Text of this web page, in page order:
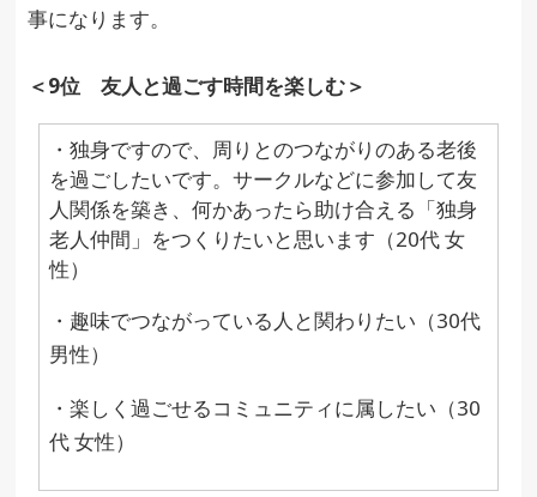
事になります。
＜9位 友人と過ごす時間を楽しむ＞
・独身ですので、周りとのつながりのある老後
を過ごしたいです。サークルなどに参加して友
人関係を築き、何かあったら助け合える「独身
老人仲間」をつくりたいと思います（20代 女
性）
・趣味でつながっている人と関わりたい（30代
男性）
・楽しく過ごせるコミュニティに属したい（30
代 女性）